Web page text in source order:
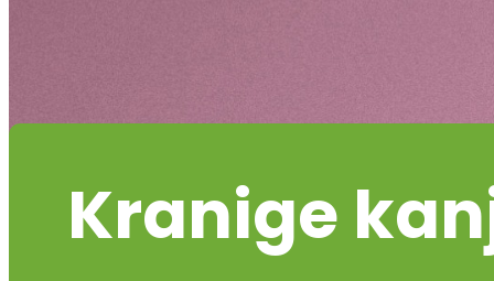
Kranige